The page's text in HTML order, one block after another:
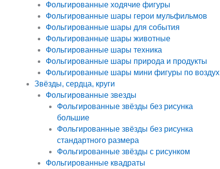
Фольгированные ходячие фигуры
Фольгированные шары герои мульфильмов
Фольгированные шары для события
Фольгированные шары животные
Фольгированные шары техника
Фольгированные шары природа и продукты
Фольгированные шары мини фигуры по воздух
Звёзды, сердца, круги
Фольгированные звезды
Фольгированные звёзды без рисунка
большие
Фольгированные звёзды без рисунка
стандартного размера
Фольгированные звёзды с рисунком
Фольгированные квадраты